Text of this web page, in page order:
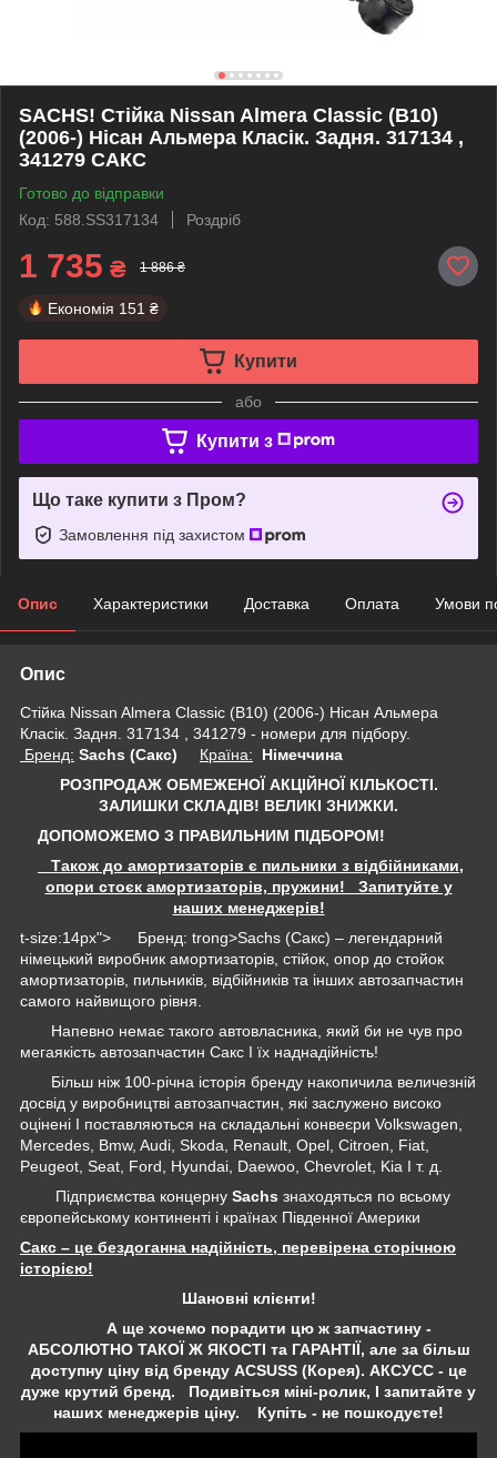
SACHS! Стійка Nissan Almera Classic (B10)
(2006-) Нісан Альмера Класік. Задня. 317134 ,
341279 САКС
Готово до відправки
Код: 588.SS317134
Роздріб
1 735 ₴ 1 886 ₴
Економія 151 ₴
Купити
або
Купити з
Що таке купити з Пром?
Замовлення під захистом
Опис Характеристики Доставка Оплата Умови
Опис
Стійка Nissan Almera Classic (B10) (2006-) Нісан Альмера
Класік. Задня. 317134 , 341279 - номери для підбору.
Бренд: Sachs (Сакс) Країна: Німеччина
РОЗПРОДАЖ ОБМЕЖЕНОЇ АКЦІЙНОЇ КІЛЬКОСТІ.
ЗАЛИШКИ СКЛАДІВ! ВЕЛИКІ ЗНИЖКИ.
ДОПОМОЖЕМО З ПРАВИЛЬНИМ ПІДБОРОМ!
Також до амортизаторів є пильники з відбійниками,
опори стоєк амортизаторів, пружини! Запитуйте у
наших менеджерів!
t-size:14px"> Бренд: trong>Sachs (Сакс) – легендарний
німецький виробник амортизаторів, стійок, опор до стойок
амортизаторів, пильників, відбійників та інших автозапчастин
самого найвищого рівня.
Напевно немає такого автовласника, який би не чув про
мегаякість автозапчастин Сакс І їх наднадійність!
Більш ніж 100-річна історія бренду накопичила величезній
досвід у виробництві автозапчастин, які заслужено високо
оцінені І поставляються на складальні конвеєри Volkswagen,
Mercedes, Bmw, Audi, Skoda, Renault, Opel, Citroen, Fiat,
Peugeot, Seat, Ford, Hyundai, Daewoo, Chevrolet, Kia І т. д.
Підприємства концерну Sachs знаходяться по всьому
європейському континенті і країнах Південної Америки
Сакс – це бездоганна надійність, перевірена сторічною
історією!
Шановні клієнти!
А ще хочемо порадити цю ж запчастину -
АБСОЛЮТНО ТАКОЇ Ж ЯКОСТІ та ГАРАНТІЇ, але за більш
доступну ціну від бренду ACSUSS (Корея). АКСУСС - це
дуже крутий бренд. Подивіться міні-ролик, І запитайте у
наших менеджерів ціну. Купіть - не пошкодуєте!